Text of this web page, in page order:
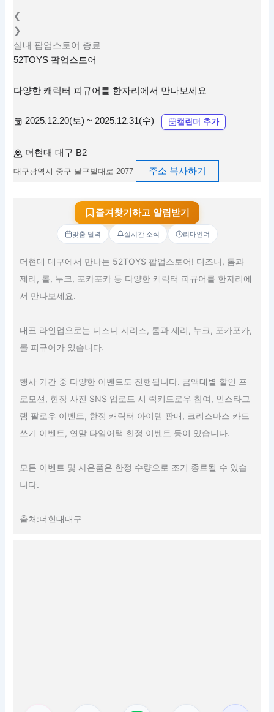
❮
❯
실내 팝업스토어 종료
52TOYS 팝업스토어
다양한 캐릭터 피규어를 한자리에서 만나보세요
2025.12.20(토) ~ 2025.12.31(수) 캘린더 추가
더현대 대구 B2
대구광역시 중구 달구벌대로 2077 주소 복사하기
즐겨찾기하고 알림받기
맞춤 달력 실시간 소식 리마인더
더현대 대구에서 만나는 52TOYS 팝업스토어! 디즈니, 톰과
제리, 롤, 누크, 포카포카 등 다양한 캐릭터 피규어를 한자리에
서 만나보세요.
대표 라인업으로는 디즈니 시리즈, 톰과 제리, 누크, 포카포카,
롤 피규어가 있습니다.
행사 기간 중 다양한 이벤트도 진행됩니다. 금액대별 할인 프
로모션, 현장 사진 SNS 업로드 시 럭키드로우 참여, 인스타그
램 팔로우 이벤트, 한정 캐릭터 아이템 판매, 크리스마스 카드
쓰기 이벤트, 연말 타임어택 한정 이벤트 등이 있습니다.
모든 이벤트 및 사은품은 한정 수량으로 조기 종료될 수 있습
니다.
출처:더현대대구